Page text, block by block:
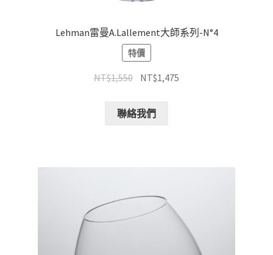
Lehman雷曼A.Lallement大師系列-N°4
特價
NT$1,550 NT$1,475
聯絡我們